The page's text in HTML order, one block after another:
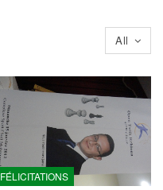
All
FÉLICITATIONS